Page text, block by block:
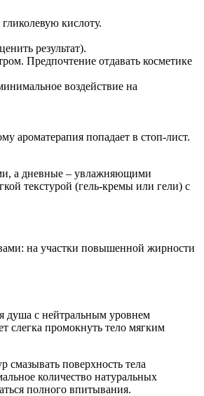
кислоту.
результат).
Предпочтение отдавать косметике
воздействие на
ароматерапия попадает в стоп-лист.
а дневные – увлажняющими
текстурой (гель-кремы или гели) с
на участки повышенной жирности
душа с нейтральным уровнем
слегка промокнуть тело мягким
поверхность тела
количество натуральных
полного впитывания.